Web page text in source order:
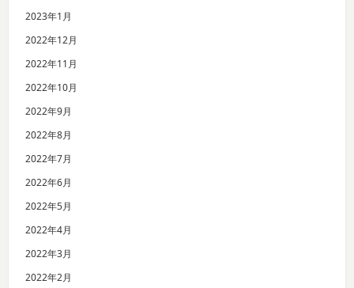
2023年1月
2022年12月
2022年11月
2022年10月
2022年9月
2022年8月
2022年7月
2022年6月
2022年5月
2022年4月
2022年3月
2022年2月